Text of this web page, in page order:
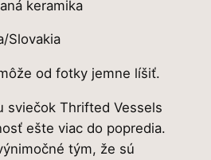
keramika
Slovakia
od fotky jemne líšiť.
sviečok Thrifted Vessels
ešte viac do popredia.
tým, že sú